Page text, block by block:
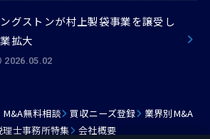
グストンが村上製袋事業を譲受し
拡大
2026.05.02
M&A無料相談 買収ニーズ登録
業界別M&A
理士事務所特集
会社概要